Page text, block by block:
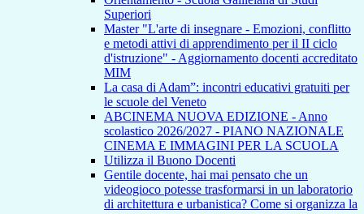
Superiori
Master "L'arte di insegnare - Emozioni, conflitto
e metodi attivi di apprendimento per il II ciclo
d'istruzione" - Aggiornamento docenti accreditato
MIM
La casa di Adam”: incontri educativi gratuiti per
le scuole del Veneto
ABCINEMA NUOVA EDIZIONE - Anno
scolastico 2026/2027 - PIANO NAZIONALE
CINEMA E IMMAGINI PER LA SCUOLA
Utilizza il Buono Docenti
Gentile docente, hai mai pensato che un
videogioco potesse trasformarsi in un laboratorio
di architettura e urbanistica? Come si organizza la